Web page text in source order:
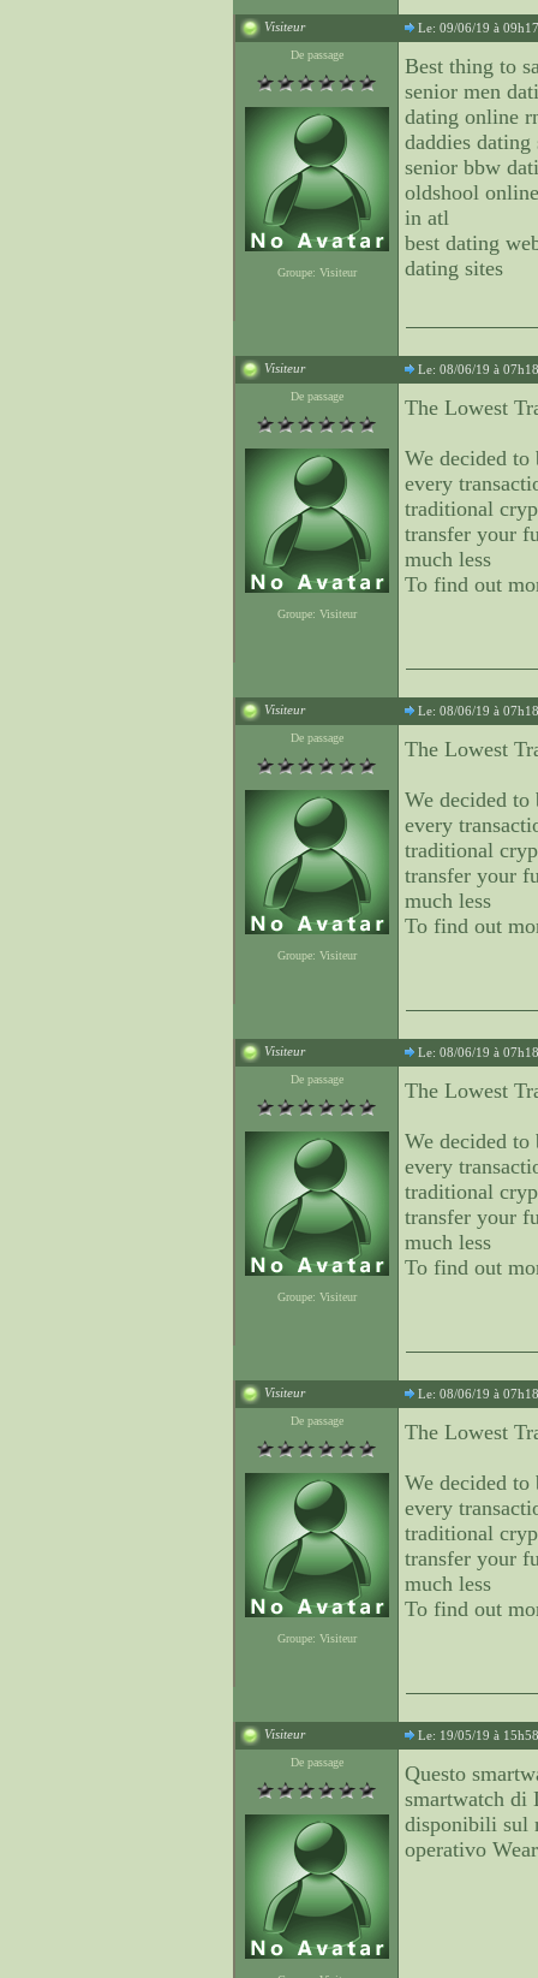
Visiteur Le: 09/06/19 à 09h17
De passage
Groupe: Visiteur
Best thing to
senior men
dating online
daddies dating
senior bbw
oldshool
in atl
best dating
dating sites
Visiteur Le: 08/06/19 à 07h18
De passage
Groupe: Visiteur
The Lowest
We decided to
every
traditional
transfer your
much less
To find out
Visiteur Le: 08/06/19 à 07h18
De passage
Groupe: Visiteur
The Lowest
We decided to
every
traditional
transfer your
much less
To find out
Visiteur Le: 08/06/19 à 07h18
De passage
Groupe: Visiteur
The Lowest
We decided to
every
traditional
transfer your
much less
To find out
Visiteur Le: 08/06/19 à 07h18
De passage
Groupe: Visiteur
The Lowest
We decided to
every
traditional
transfer your
much less
To find out
Visiteur Le: 19/05/19 à 15h58
De passage
Questo
smartwatch di
disponibili sul
operativo